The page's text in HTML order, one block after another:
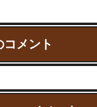
コメント